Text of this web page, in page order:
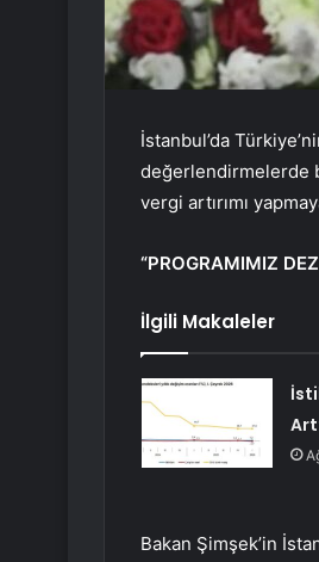
İstanbul’da
değerlendirmelerde
vergi artırımı
“PROGRAMIMIZ
İlgili Makaleler
Bakan Şimşek’in